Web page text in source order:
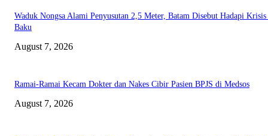
Waduk Nongsa Alami Penyusutan 2,5 Meter, Batam Disebut Hadapi
Baku
August 7, 2026
Ramai-Ramai Kecam Dokter dan Nakes Cibir Pasien BPJS di Medsos
August 7, 2026